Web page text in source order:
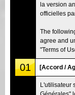
Tokyo
la version
officielles
The
agree and
"Terms of
01 [Accord /
L'utilisateur